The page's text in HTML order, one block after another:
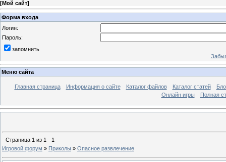
[Мой сайт]
Форма входа
Логин:
Пароль:
запомнить
Меню сайта
Главная страница Информация о сайте Каталог файлов Каталог статей
Онлайн игры
Полная
Страница 1 из 1
1
Игровой форум » Приколы » Опасное развлечение